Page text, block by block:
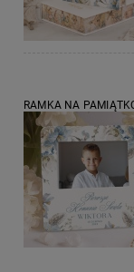
RAMKA NA